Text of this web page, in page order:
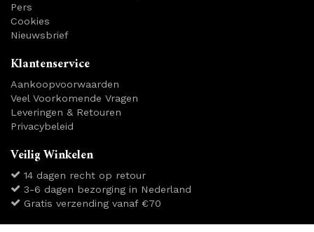
Pers
Cookies
Nieuwsbrief
Klantenservice
Aankoopvoorwaarden
Veel Voorkomende Vragen
Leveringen & Retouren
Privacybeleid
Veilig Winkelen
14 dagen recht op retour
3-6 dagen bezorging in Nederland
Gratis verzending vanaf €70